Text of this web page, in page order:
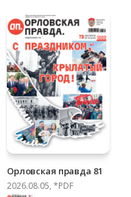
Орловская правда 81
2026.08.05, *PDF